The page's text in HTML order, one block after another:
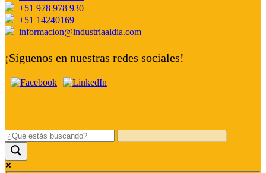
+51 978 978 930
+51 14240169
informacion@industriaaldia.com
¡Síguenos en nuestras redes sociales!